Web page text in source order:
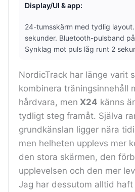
Display/UI & app:
24-tumsskärm med tydlig layout.
sekunder. Bluetooth-pulsband
Synklag mot puls låg runt 2
NordicTrack har länge varit
kombinera träningsinnehåll
hårdvara, men X24 känns
tydligt steg framåt. Själva
grundkänslan ligger nära
men helheten upplevs mer
den stora skärmen, den
upplevelsen och den mer
Jag har dessutom alltid